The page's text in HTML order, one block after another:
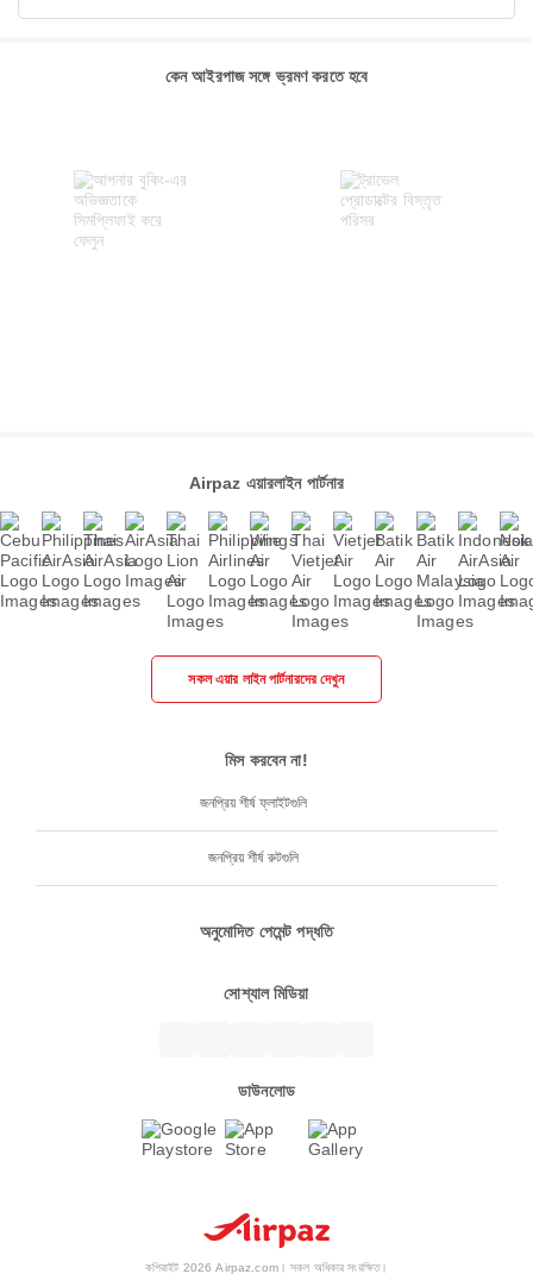
কেন আইরপাজ সঙ্গে ভ্রমণ করতে হবে
Airpaz এয়ারলাইন পার্টনার
সকল এয়ার লাইন পার্টনারদের দেখুন
মিস করবেন না!
জনপ্রিয় শীর্ষ ফ্লাইটগুলি
জনপ্রিয় শীর্ষ রুটগুলি
অনুমোদিত পেমেন্ট পদ্ধতি
সোশ্যাল মিডিয়া
ডাউনলোড
কপিরাইট 2026 Airpaz.com। সকল অধিকার সংরক্ষিত।